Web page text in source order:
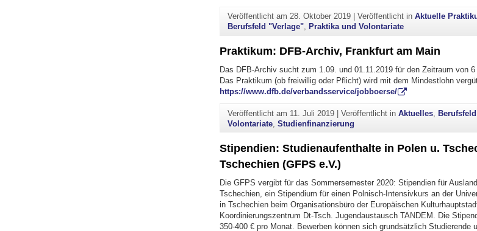
Veröffentlicht am28. Oktober 2019 |Veröffentlicht inAktuelle
Berufsfeld "Verlage", Praktika und Volontariate
Praktikum: DFB-Archiv, Frankfurt am Main
Das DFB-Archiv sucht zum 1.09. und 01.11.2019 für den Zeitraum von
Das Praktikum (ob freiwillig oder Pflicht) wird mit dem Mindestlohn
https://www.dfb.de/verbandsservice/jobboerse/
Veröffentlicht am 11. Juli 2019 |Veröffentlicht inAktuelles
Volontariate ,Studienfinanzierung
Stipendien: Studienaufenthalte in Polen u.
Tschechien (GFPS e.V.)
Die GFPS vergibt für das Sommersemester 2020: Stipendien für
Tschechien, ein Stipendium für einen Polnisch-Intensivkurs an der
in Tschechien beim Organisationsbüro der Europäischen
Koordinierungszentrum Dt-Tsch. Jugendaustausch TANDEM. Die
350-400 € pro Monat. Bewerben können sich grundsätzlich Studierende